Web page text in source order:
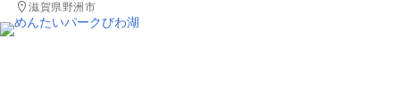
滋賀県野洲市